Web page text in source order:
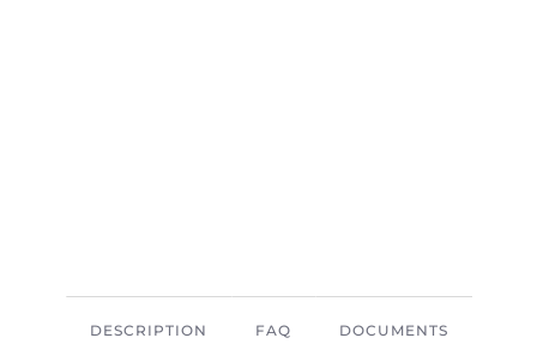
DESCRIPTION FAQ DOCUMENTS